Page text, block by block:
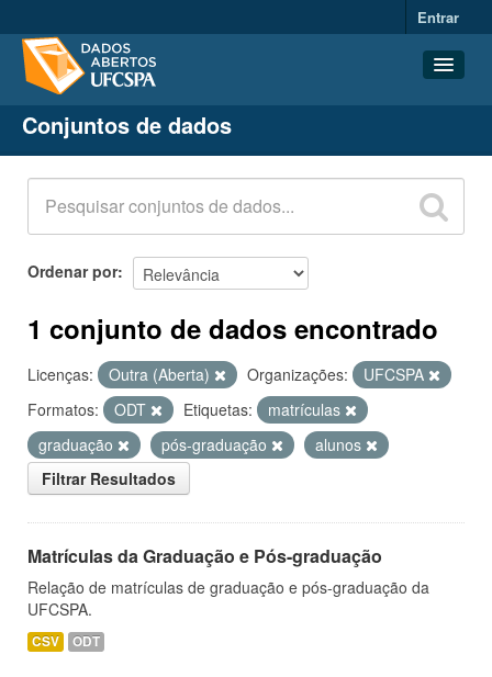
Entrar
Conjuntos de dados
Organizações
Grupos
Sobre
Conjuntos de dados
Ordenar por
1 conjunto de dados encontrado
Licenças: Outra (Aberta) Organizações:
UFCSPA
Formatos:
ODT Etiquetas:
matrículas
graduação
pós-graduação
alunos
Filtrar Resultados
Matrículas da Graduação e Pós-graduação
Relação de matrículas de graduação e pós-graduação da
UFCSPA.
CSV ODT